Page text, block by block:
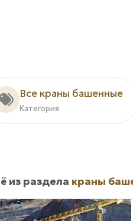
Все краны башенные
Категория
из раздела краны